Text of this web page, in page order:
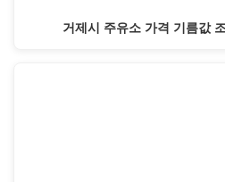
거제시 주유소 가격 기름값